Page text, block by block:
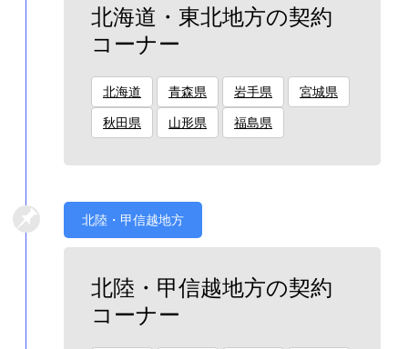
北海道・東北地方の契約
コーナー
北海道 青森県 岩手県 宮城県
秋田県 山形県 福島県
北陸・甲信越地方
北陸・甲信越地方の契約
コーナー